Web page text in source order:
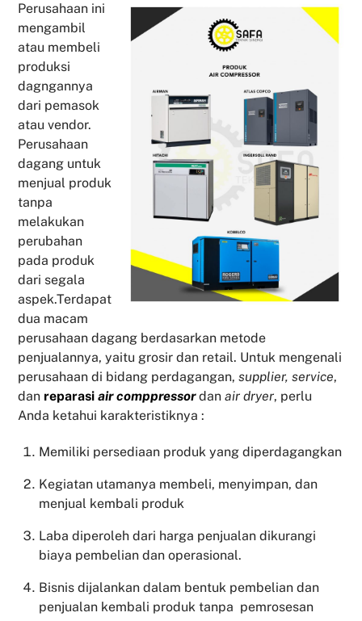
Perusahaan ini
mengambil
atau membeli
produksi
dagngannya
dari pemasok
atau vendor.
Perusahaan
dagang untuk
menjual produk
tanpa
melakukan
perubahan
pada produk
dari segala
aspek.Terdapat
dua macam
perusahaan dagang berdasarkan metode
penjualannya, yaitu grosir dan retail. Untuk mengenali
perusahaan di bidang perdagangan,supplier, service,
dan reparasiair comppressordanair dryer, perlu
Anda ketahui karakteristiknya :
Memiliki persediaan produk yang diperdagangkan
Kegiatan utamanya membeli, menyimpan, dan
menjual kembali produk
Laba diperoleh dari harga penjualan dikurangi
biaya pembelian dan operasional.
Bisnis dijalankan dalam bentuk pembelian dan
penjualan kembali produk tanpa pemrosesan